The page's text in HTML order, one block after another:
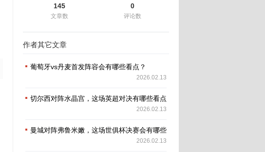
145
文章数
0
评论数
作者其它文章
葡萄牙vs丹麦首发阵容会有哪些看点？
2026.02.13
切尔西对阵水晶宫，这场英超对决有哪些看点和悬念？
2026.02.13
曼城对阵弗鲁米嫩，这场世俱杯决赛会有哪些看点？
2026.02.13